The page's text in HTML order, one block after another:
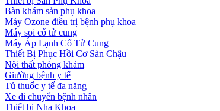
Bàn khám sản phụ khoa
Máy Ozone điều trị bệnh phụ khoa
Máy soi cổ tử cung
Máy Áp Lạnh Cổ Tử Cung
Thiết Bị Phục Hồi Cơ Sàn Chậu
Nội thất phòng khám
Giường bệnh y tế
Tủ thuốc y tế đa năng
Xe di chuyển bệnh nhân
Thiết bị Nha Khoa